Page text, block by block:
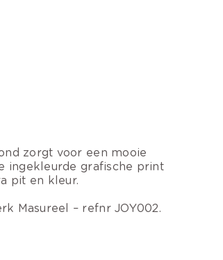
zorgt voor een mooie
ingekleurde grafische print
pit en kleur.
Masureel – refnr JOY002.